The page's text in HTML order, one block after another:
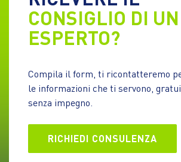
CONSIGLIO DI UN
ESPERTO?
Compila il form, ti ricontatteremo
le informazioni che ti servono,
senza impegno.
RICHIEDI CONSULENZA